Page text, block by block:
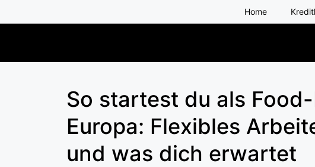
Inhalt
Home
So startest du als
Europa: Flexibles
und was dich erwartet